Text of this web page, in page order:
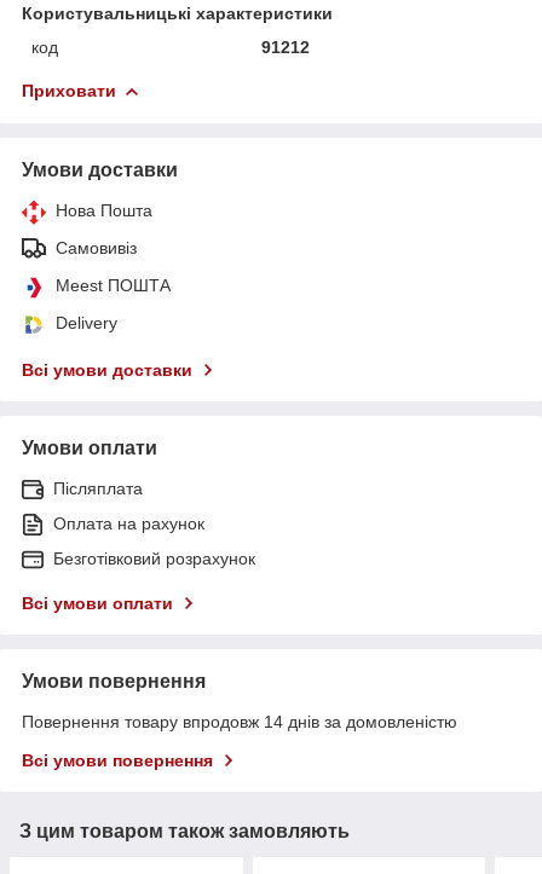
Користувальницькі характеристики
код
91212
Приховати
Умови доставки
Нова Пошта
Самовивіз
Meest ПОШТА
Delivery
Всі умови доставки
Умови оплати
Післяплата
Оплата на рахунок
Безготівковий розрахунок
Всі умови оплати
Умови повернення
Повернення товару впродовж 14 днів за домовленістю
Всі умови повернення
З цим товаром також замовляють